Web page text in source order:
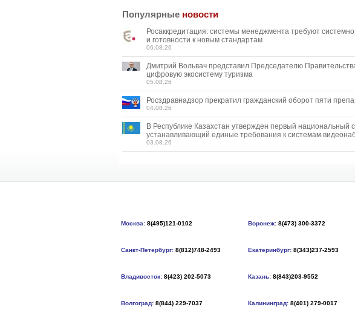
Популярные новости
Росаккредитация: системы менеджмента требуют
и готовности к новым стандартам
06.08.26
Дмитрий Вольвач представил Председателю
цифровую экосистему туризма
05.08.26
Росздравнадзор прекратил гражданский оборот пяти
04.08.26
В Республике Казахстан утвержден первый национальный
устанавливающий единые требования к системам
03.08.26
Москва: 8(495)121-0102 Воронеж: 8(473) 300-3372
Санкт-Петербург: 8(812)748-2493 Екатеринбург: 8(343)237-2593
Владивосток: 8(423) 202-5073 Казань: 8(843)203-9552
Волгоград: 8(844) 229-7037 Калининград: 8(401) 279-0017